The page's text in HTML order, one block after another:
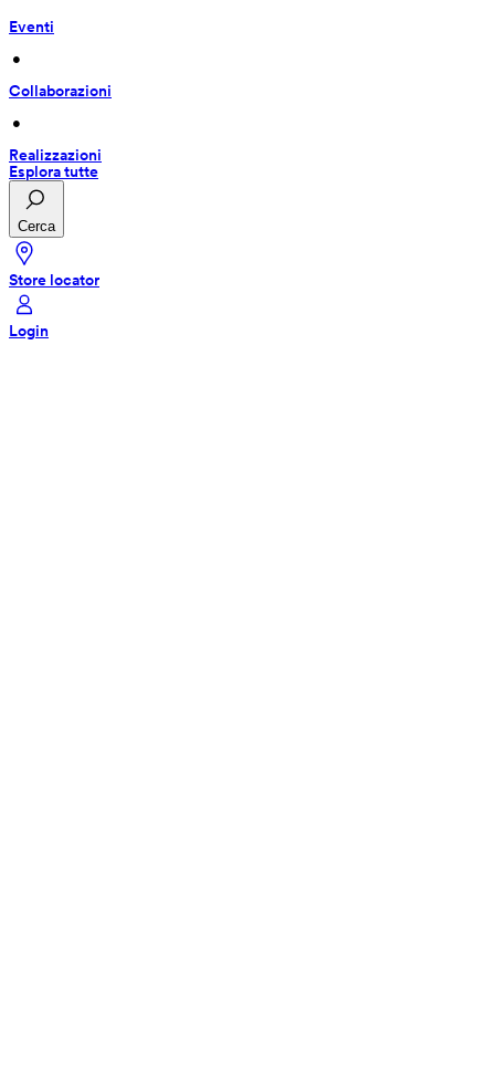
Eventi
•
Collaborazioni
•
Realizzazioni
Esplora tutte
Cerca
Store locator
Login